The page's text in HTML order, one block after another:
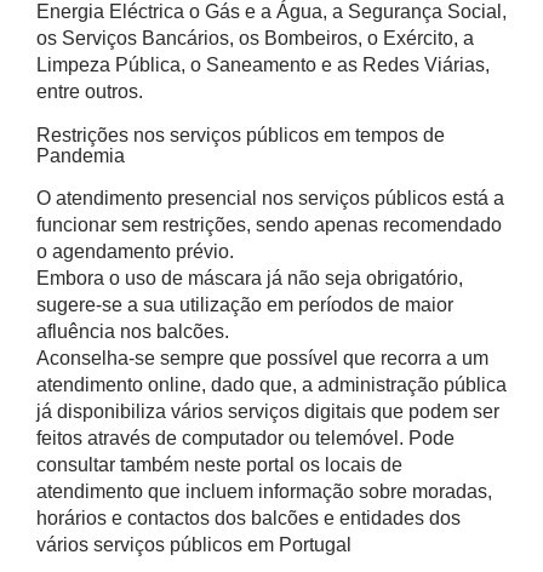
Energia Eléctrica o Gás e a Água, a Segurança Social,
os Serviços Bancários, os Bombeiros, o Exército, a
Limpeza Pública, o Saneamento e as Redes Viárias,
entre outros.
Restrições nos serviços públicos em tempos de
Pandemia
O atendimento presencial nos serviços públicos está a
funcionar sem restrições, sendo apenas recomendado
o agendamento prévio.
Embora o uso de máscara já não seja obrigatório,
sugere-se a sua utilização em períodos de maior
afluência nos balcões.
Aconselha-se sempre que possível que recorra a um
atendimento online, dado que, a administração pública
já disponibiliza vários serviços digitais que podem ser
feitos através de computador ou telemóvel. Pode
consultar também neste portal os locais de
atendimento que incluem informação sobre moradas,
horários e contactos dos balcões e entidades dos
vários serviços públicos em Portugal